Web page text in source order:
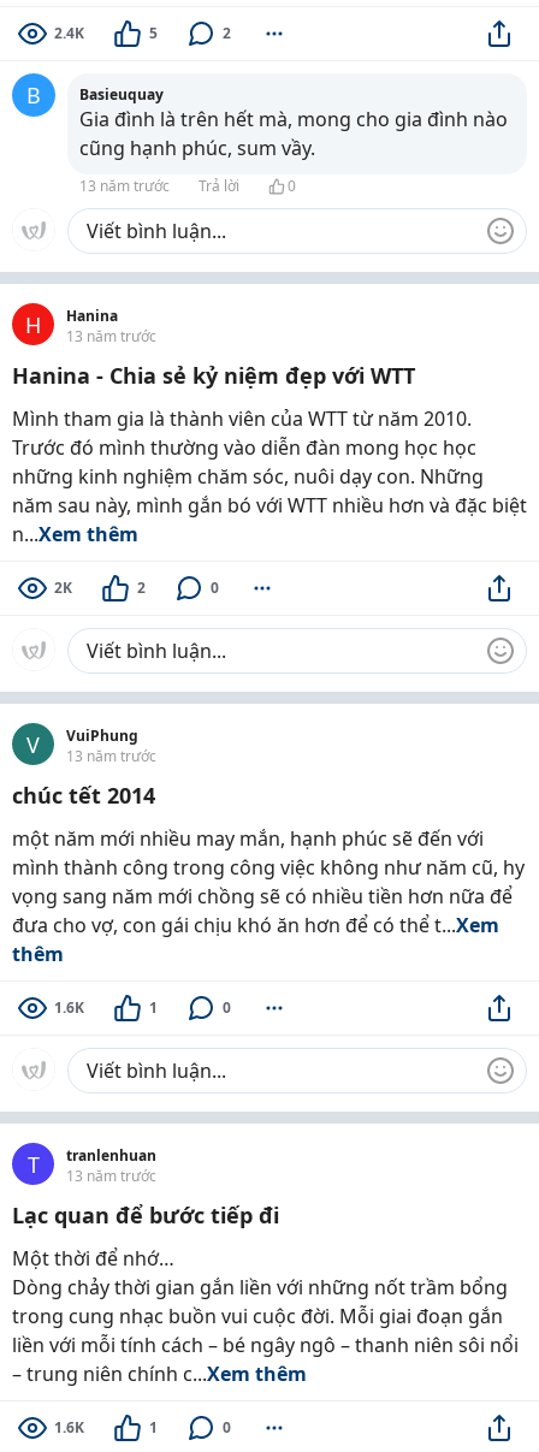
2.4K 5 2
B Basieuquay
Gia đình là trên hết mà, mong cho gia đình nào
cũng hạnh phúc, sum vầy.
13 năm trước Trả lời 0
H
Hanina
13 năm trước
Hanina - Chia sẻ kỷ niệm đẹp với WTT
Mình tham gia là thành viên của WTT từ năm 2010.
Trước đó mình thường vào diễn đàn mong học học
những kinh nghiệm chăm sóc, nuôi dạy con. Những
năm sau này, mình gắn bó với WTT nhiều hơn và đặc biệt
n...Xem thêm
2K 2 0
V
VuiPhung
13 năm trước
chúc tết 2014
một năm mới nhiều may mắn, hạnh phúc sẽ đến với
mình thành công trong công việc không như năm cũ, hy
vọng sang năm mới chồng sẽ có nhiều tiền hơn nữa để
đưa cho vợ, con gái chịu khó ăn hơn để có thể t...Xem
thêm
1.6K 1 0
T
tranlenhuan
13 năm trước
Lạc quan để bước tiếp đi
Một thời để nhớ…
Dòng chảy thời gian gắn liền với những nốt trầm bổng
trong cung nhạc buồn vui cuộc đời. Mỗi giai đoạn gắn
liền với mỗi tính cách – bé ngây ngô – thanh niên sôi nổi
– trung niên chính c...Xem thêm
1.6K 1 0